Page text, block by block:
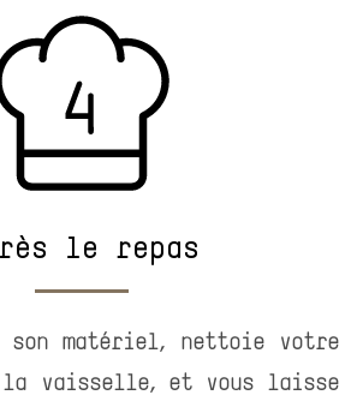
le repas
son matériel, nettoie votre
vaisselle, et vous laisse